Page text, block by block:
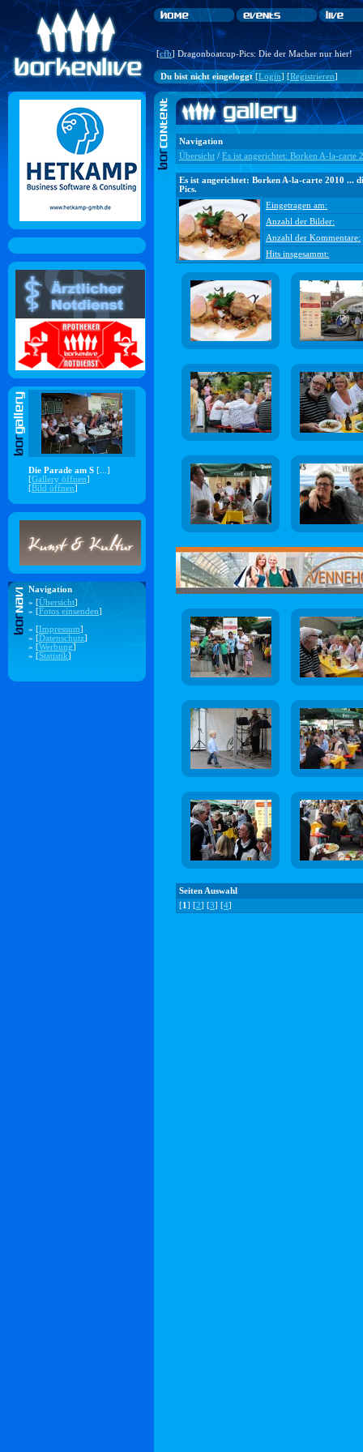
[cfb] Dragonboatcup-Pics: Die der Macher nur hier!
Du bist nicht eingeloggt[Login] [Registrieren]
Die Parade am S [...]
[Gallery öffnen]
[Bild öffnen]
Navigation
» [Übersicht]
» [Fotos einsenden]
» [Impressum]
» [Datenschutz]
» [Werbung]
» [Statistik]
Navigation
Übersicht / Es ist angerichtet: Borken A-la-carte
Es ist angerichtet: Borken A-la-carte 2010 ...
Pics.
Eingetragen am:
Anzahl der Bilder:
Anzahl der Kommentare:
Hits insgesammt:
Seiten Auswahl
[1 ] [2] [3] [4]